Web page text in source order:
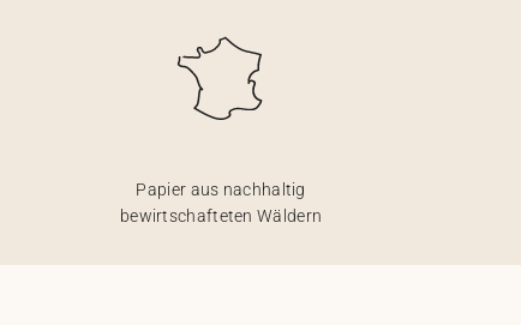
Papier aus nachhaltig
bewirtschafteten Wäldern